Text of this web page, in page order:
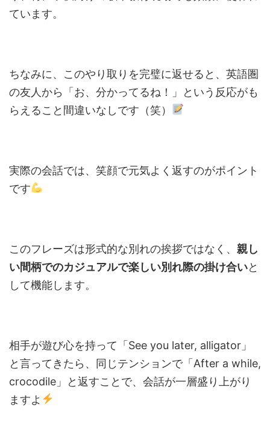
ています。
ちなみに、このやり取りを完璧に返せると、英語圏
の友人から「お、分かってるね！」という反応がも
らえること間違いなしです（笑）
実際の会話では、笑顔で元気よく返すのがポイント
です
このフレーズは形式的な別れの挨拶ではなく、 親し
い間柄でのカジュアルで楽しい別れ際の掛け合いと
して機能します。
相手が遊び心を持って「See you later, alligator」
と言ってきたら、同じテンションで「After a while,
crocodile」と返すことで、会話が一層盛り上がり
ますよ